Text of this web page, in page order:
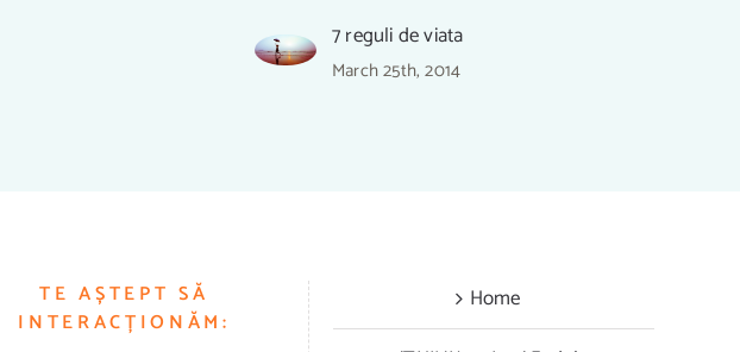
7 reguli de viata
March 25th, 2014
TE AȘTEPT SĂ
INTERACȚIONĂM:
Home